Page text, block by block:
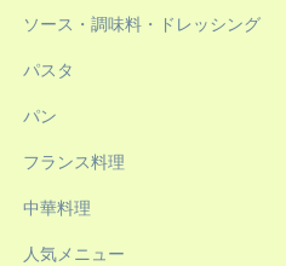
ソース・調味料・ドレッシング
パスタ
パン
フランス料理
中華料理
人気メニュー